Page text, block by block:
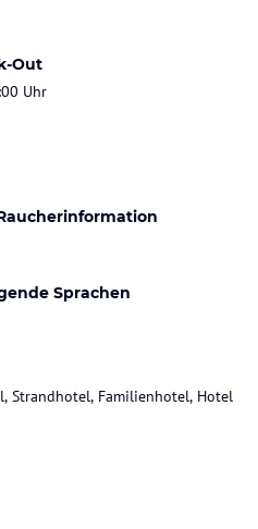
Out
Uhr
Sprachen
Strandhotel, Familienhotel, Hotel